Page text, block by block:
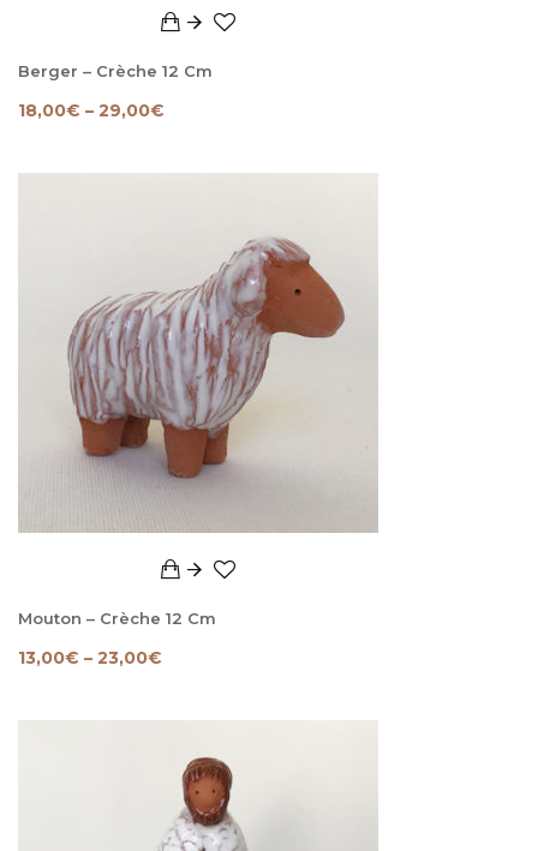
Berger – Crèche 12 Cm
18,00€ – 29,00€
Mouton – Crèche 12 Cm
13,00€ – 23,00€